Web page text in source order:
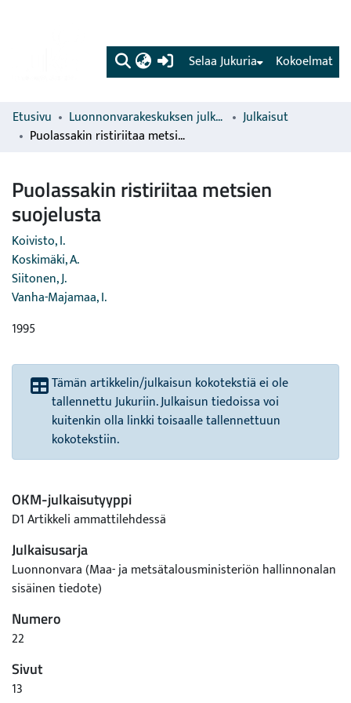
(current) Kokoelmat
Selaa Jukuria
Etusivu Luonnonvarakeskuksen julkaisut
Julkaisut
Puolassakin ristiriitaa metsien suojelusta
Puolassakin ristiriitaa metsien
suojelusta
Koivisto, I.
Koskimäki, A.
Siitonen, J.
Vanha-Majamaa, I.
1995
Tämän artikkelin/julkaisun kokotekstiä ei ole
tallennettu Jukuriin. Julkaisun tiedoissa voi
kuitenkin olla linkki toisaalle tallennettuun
kokotekstiin.
OKM-julkaisutyyppi
D1 Artikkeli ammattilehdessä
Julkaisusarja
Luonnonvara (Maa- ja metsätalousministeriön hallinnonalan
sisäinen tiedote)
Numero
22
Sivut
13